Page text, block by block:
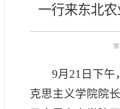
一行来东北
9月21日下午
克思主义学院院